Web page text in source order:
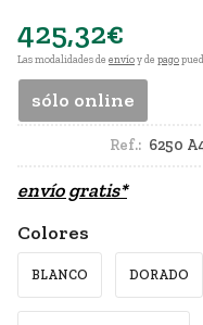
425,32€
Las modalidades de envíoy de pago
sólo online
Ref.: 6250
envío gratis*
Colores
BLANCO DORADO